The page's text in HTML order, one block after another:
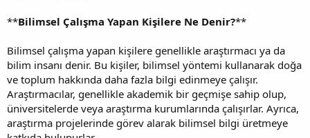
**Bilimsel Çalışma Yapan Kişilere Ne Denir?**
Bilimsel çalışma yapan kişilere genellikle araştırmacı ya da
bilim insanı denir. Bu kişiler, bilimsel yöntemi kullanarak doğa
ve toplum hakkında daha fazla bilgi edinmeye çalışır.
Araştırmacılar, genellikle akademik bir geçmişe sahip olup,
üniversitelerde veya araştırma kurumlarında çalışırlar. Ayrıca,
araştırma projelerinde görev alarak bilimsel bilgi üretmeye